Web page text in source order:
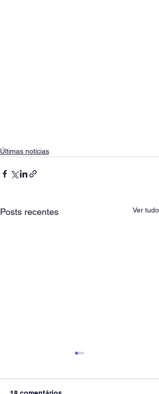
Últimas notícias
Posts recentes Ver tudo